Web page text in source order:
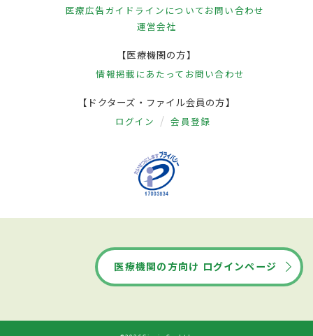
医療広告ガイドラインについてお問い合わせ
運営会社
【医療機関の方】
情報掲載にあたって お問い合わせ
【ドクターズ・ファイル会員の方】
ログイン 会員登録
医療機関の方向け ログインページ